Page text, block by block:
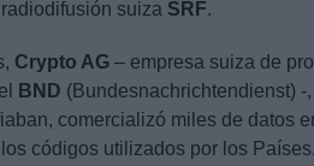
suiza SRF.
Crypto AG – empresa suiza de
BND (Bundesnachrichtendienst) -
comercializó miles de datos
códigos utilizados por los Países.